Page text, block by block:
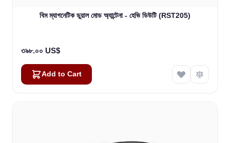
বিম ম্যাগনেটিক ডুয়াল মোড অ্যান্টেনা - হেভি ডিউটি (RST205)
৩৯৮.০০ US$
Add to Cart